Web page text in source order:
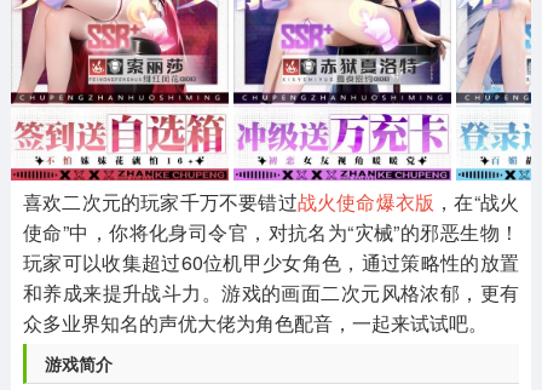
其他
983款应用
末日游戏
1408款应用
pc游戏
3450款应用
游戏攻略
63款应用
软件教程
8款应用
热点新闻
8款应用
喜欢二次元的玩家千万不要错过战火使命爆衣版 ，在“战火
使命”中，你将化身司令官，对抗名为“灾械”的邪恶生物！
玩家可以收集超过60位机甲少女角色，通过策略性的放置
和养成来提升战斗力。游戏的画面二次元风格浓郁，更有
众多业界知名的声优大佬为角色配音，一起来试试吧。
游戏简介